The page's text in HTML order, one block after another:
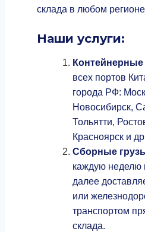
склада в любом
Наши услуги:
Контейнерные
всех портов
города РФ:
Новосибирск,
Тольятти,
Красноярск и
Сборные
каждую неделю
далее
или
транспортом
склада.